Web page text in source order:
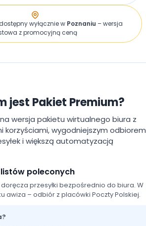
wyłącznie w Poznaniu – wersja
z promocyjną ceną
jest Pakiet Premium?
wersja pakietu wirtualnego biura z
korzyściami, wygodniejszym odbiorem
i większą automatyzacją
poleconych
doręcza przesyłki bezpośrednio do biura. W
awiza – odbiór z placówki Poczty Polskiej.